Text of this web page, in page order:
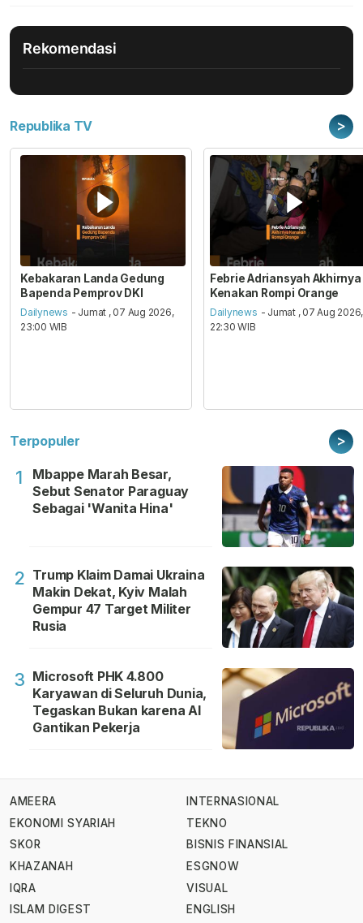
Rekomendasi
Republika TV >
Kebakaran Landa Gedung
Bapenda Pemprov DKI
Dailynews - Jumat , 07 Aug 2026,
23:00 WIB
Febrie Adriansyah Akhirnya
Kenakan Rompi Orange
Dailynews - Jumat , 07 Aug 2026,
22:30 WIB
Terpopuler >
1
Mbappe Marah Besar,
Sebut Senator Paraguay
Sebagai 'Wanita Hina'
2 Trump Klaim Damai Ukraina
Makin Dekat, Kyiv Malah
Gempur 47 Target Militer
Rusia
3 Microsoft PHK 4.800
Karyawan di Seluruh Dunia,
Tegaskan Bukan karena AI
Gantikan Pekerja
AMEERA
EKONOMI SYARIAH
SKOR
KHAZANAH
IQRA
ISLAM DIGEST
INTERNASIONAL
TEKNO
BISNIS FINANSIAL
ESGNOW
VISUAL
ENGLISH